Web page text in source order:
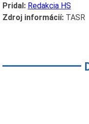
Pridal: Redakcia HS
Zdroj informácií:TASR